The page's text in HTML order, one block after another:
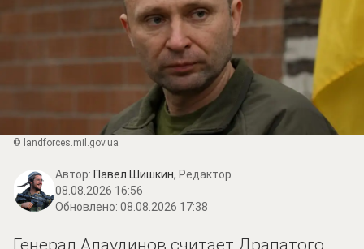
© landforces.mil.gov.ua
Автор: Павел Шишкин, Редактор
08.08.2026 16:56
Обновлено: 08.08.2026 17:38
Генерал Алаудинов считает Драпатого